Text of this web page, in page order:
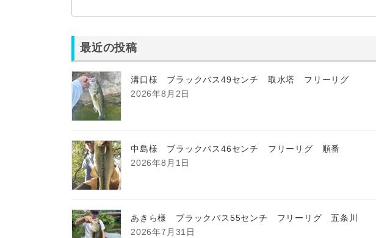
最近の投稿
溝口様 ブラックバス49センチ 取水塔 フリーリグ
2026年8月2日
中島様 ブラックバス46センチ フリーリグ 順番
2026年8月1日
あきら様 ブラックバス55センチ フリーリグ 五条川
2026年7月31日